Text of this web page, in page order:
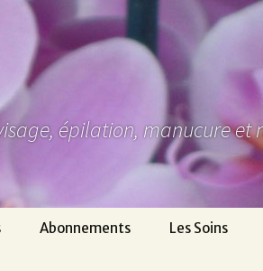
épilation, manucure
Abonnements Les Soins